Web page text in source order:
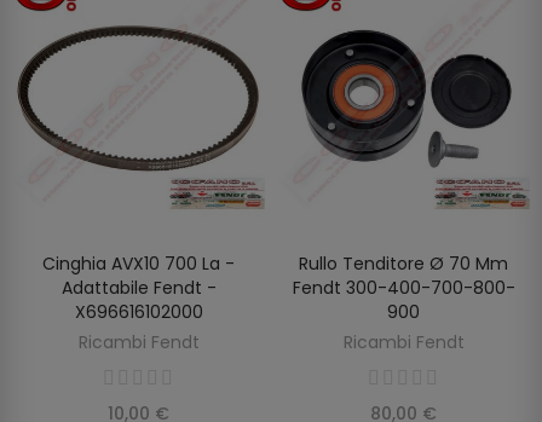
SCOPRIRE
Cinghia AVX10 700 La -
Adattabile Fendt -
X696616102000
Ricambi Fendt
10,00 €
SCOPRIRE
Rullo Tenditore Ø 70 Mm
Fendt 300-400-700-800-
900
Ricambi Fendt
80,00 €